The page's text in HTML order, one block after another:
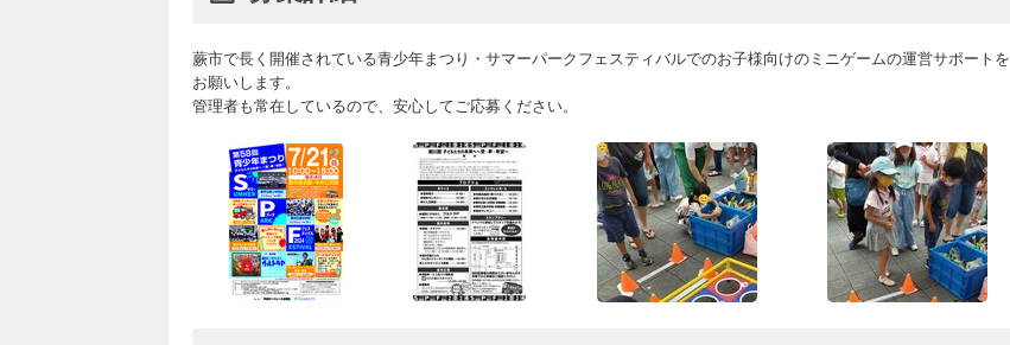
蕨市で長く開催されている青少年まつり・サマーパークフェスティバルでのお子様向けのミニゲームの運営サポートを
お願いします。
管理者も常在しているので、安心してご応募ください。